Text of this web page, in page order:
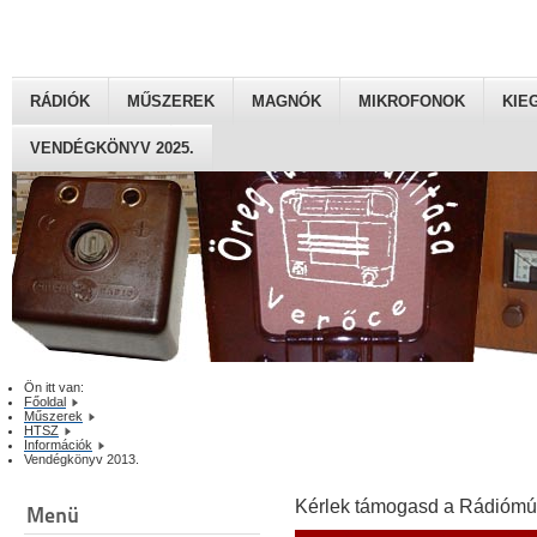
RÁDIÓK MŰSZEREK MAGNÓK MIKROFONOK
VENDÉGKÖNYV 2025.
Ön itt van:
Főoldal
Műszerek
HTSZ
Információk
Vendégkönyv 2013.
Menü Kérlek támogasd a